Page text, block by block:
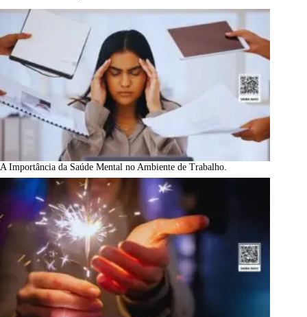
A Importância da Saúde Mental no Ambiente de Trabalho.